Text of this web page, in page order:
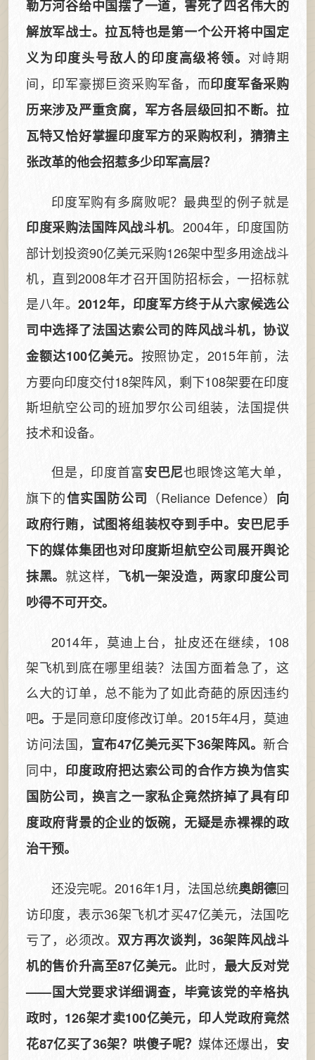
勒万河谷给中国摆了一道，害死了四名伟大的
解放军战士。拉瓦特也是第一个公开将中国定
义为印度头号敌人的印度高级将领。 对峙期
间，印军豪掷巨资采购军备，而印度军备采购
历来涉及严重贪腐，军方各层级回扣不断。拉
瓦特又恰好掌握印度军方的采购权利，猜猜主
张改革的他会招惹多少印军高层？
印度军购有多腐败呢？最典型的例子就是
印度采购法国阵风战斗机。2004年，印度国防
部计划投资90亿美元采购126架中型多用途战斗
机，直到2008年才召开国防招标会，一招标就
是八年。2012年，印度军方终于从六家候选公
司中选择了法国达索公司的阵风战斗机，协议
金额达100亿美元。 按照协定，2015年前，法
方要向印度交付18架阵风，剩下108架要在印度
斯坦航空公司的班加罗尔公司组装，法国提供
技术和设备。
但是，印度首富安巴尼也眼馋这笔大单，
旗下的信实国防公司 （Reliance Defence） 向
政府行贿，试图将组装权夺到手中。安巴尼手
下的媒体集团也对印度斯坦航空公司展开舆论
抹黑。 就这样， 飞机一架没造，两家印度公司
吵得不可开交。
2014年，莫迪上台，扯皮还在继续，108
架飞机到底在哪里组装？法国方面着急了，这
么大的订单，总不能为了如此奇葩的原因违约
吧。 于是同意印度修改订单。2015年4月，莫迪
访问法国， 宣布47亿美元买下36架阵风。新合
同中， 印度政府把达索公司的合作方换为信实
国防公司，换言之一家私企竟然挤掉了具有印
度政府背景的企业的饭碗，无疑是赤裸裸的政
治干预。
还没完呢。2016年1月，法国总统奥朗德回
访印度，表示36架飞机才买47亿美元，法国吃
亏了，必须改。 双方再次谈判，36架阵风战斗
机的售价升高至87亿美元。 此时， 最大反对党
——国大党要求详细调查，毕竟该党的辛格执
政时，126架才卖100亿美元，印人党政府竟然
花87亿买了36架？哄傻子呢？ 媒体还爆出， 安